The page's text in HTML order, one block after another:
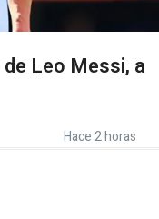
Leo Messi, a
Hace 2 horas